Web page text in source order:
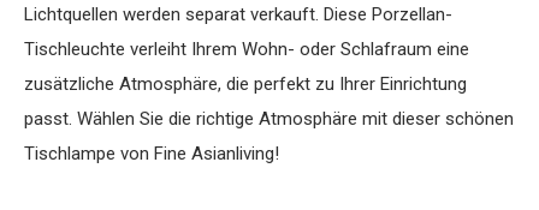
Lichtquellen werden separat verkauft. Diese Porzellan-
Tischleuchte verleiht Ihrem Wohn- oder Schlafraum eine
zusätzliche Atmosphäre, die perfekt zu Ihrer Einrichtung
passt. Wählen Sie die richtige Atmosphäre mit dieser schönen
Tischlampe von Fine Asianliving!